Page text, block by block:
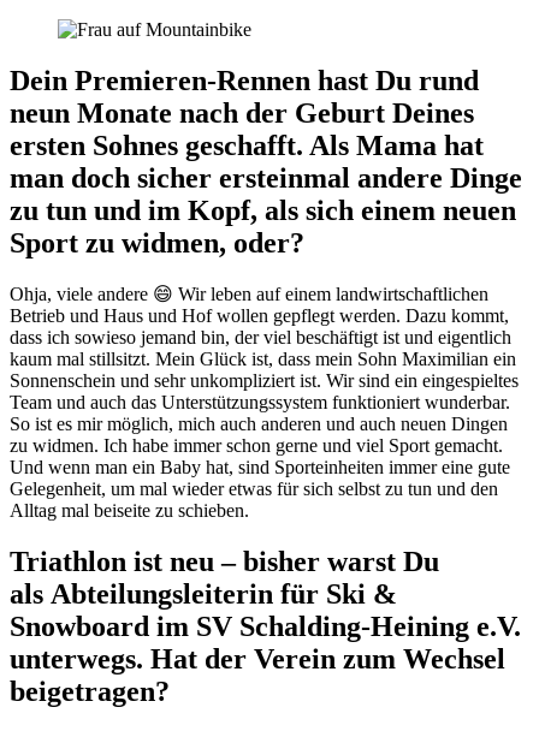
Dein Premieren-Rennen hast Du rund
neun Monate nach der Geburt Deines
ersten Sohnes geschafft. Als Mama hat
man doch sicher ersteinmal andere Dinge
zu tun und im Kopf, als sich einem neuen
Sport zu widmen, oder?
Ohja, viele andere 😄 Wir leben auf einem landwirtschaftlichen
Betrieb und Haus und Hof wollen gepflegt werden. Dazu kommt,
dass ich sowieso jemand bin, der viel beschäftigt ist und eigentlich
kaum mal stillsitzt. Mein Glück ist, dass mein Sohn Maximilian ein
Sonnenschein und sehr unkompliziert ist. Wir sind ein eingespieltes
Team und auch das Unterstützungssystem funktioniert wunderbar.
So ist es mir möglich, mich auch anderen und auch neuen Dingen
zu widmen. Ich habe immer schon gerne und viel Sport gemacht.
Und wenn man ein Baby hat, sind Sporteinheiten immer eine gute
Gelegenheit, um mal wieder etwas für sich selbst zu tun und den
Alltag mal beiseite zu schieben.
Triathlon ist neu – bisher warst Du
als Abteilungsleiterin für Ski &
Snowboard im SV Schalding-Heining e.V.
unterwegs. Hat der Verein zum Wechsel
beigetragen?